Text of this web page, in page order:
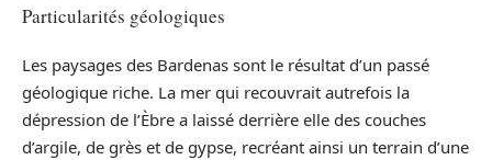
Particularités géologiques
Les paysages des Bardenas sont le résultat d’un passé
géologique riche. La mer qui recouvrait autrefois la
dépression de l’Èbre a laissé derrière elle des couches
d’argile, de grès et de gypse, recréant ainsi un terrain d’une